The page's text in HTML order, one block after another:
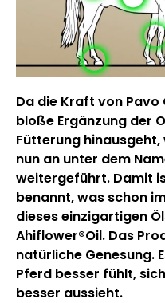
Da die Kraft von
bloße Ergänzung der
Fütterung
nun an unter dem
weitergeführt. Damit
benannt, was schon
dieses einzigartigen
Ahiflower®Oil. Das
natürliche Genesung.
Pferd besser fühlt,
besser aussieht.